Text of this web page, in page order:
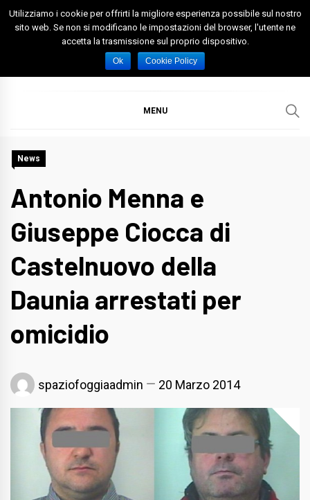
Skip
Spazio Foggia
Foggia News Calcio Eventi e Attività nella Capitanata
MENU
News
Antonio Menna e
Giuseppe Ciocca di
Castelnuovo della
Daunia arrestati per
omicidio
spaziofoggiaadmin 20 Marzo 2014
Utilizziamo i cookie per offrirti la migliore esperienza possibile sul nostro
sito web. Se non si modificano le impostazioni del browser, l'utente ne
accetta la trasmissione sul proprio dispositivo.
Ok Cookie Policy